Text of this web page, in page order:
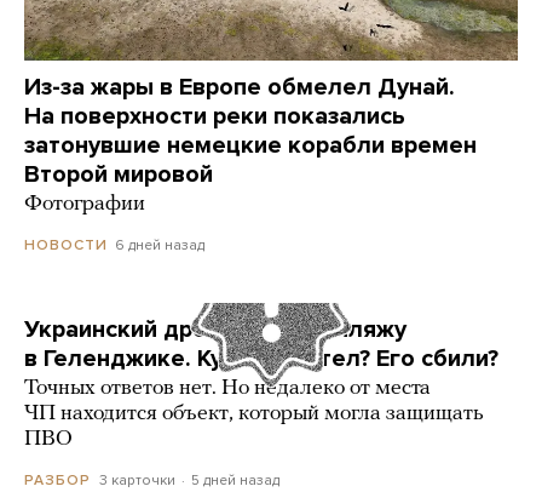
Из-за жары в Европе обмелел Дунай.
На поверхности реки показались
затонувшие немецкие корабли времен
Второй мировой
Фотографии
НОВОСТИ 6 дней назад
Украинский дрон попал по пляжу
в Геленджике. Куда он летел? Его сбили?
Точных ответов нет. Но недалеко от места
ЧП находится объект, который могла защищать
ПВО
РАЗБОР 3 карточки 5 дней назад